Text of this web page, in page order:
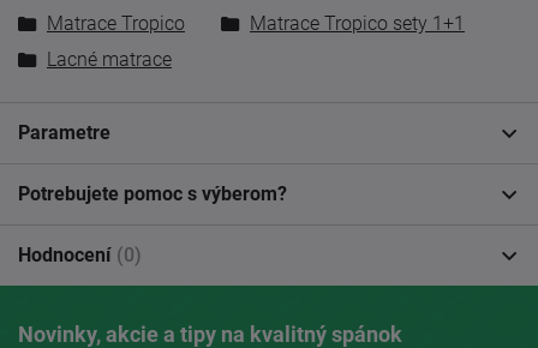
Matrace Tropico
Matrace Tropico sety 1+1
Lacné matrace
Parametre
Potrebujete pomoc s výberom?
Hodnocení (0)
Novinky, akcie a tipy na kvalitný spánok